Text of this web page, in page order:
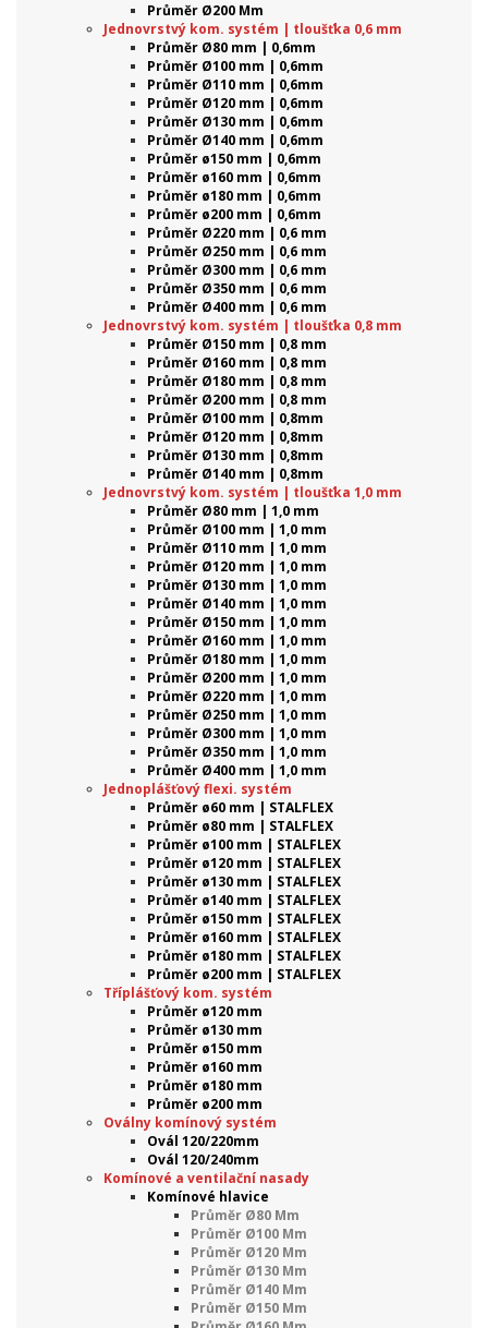
Průměr Ø200 Mm
Jednovrstvý kom. systém | tloušťka 0,6 mm
Průměr Ø80 mm | 0,6mm
Průměr Ø100 mm | 0,6mm
Průměr Ø110 mm | 0,6mm
Průměr Ø120 mm | 0,6mm
Průměr Ø130 mm | 0,6mm
Průměr Ø140 mm | 0,6mm
Průměr ø150 mm | 0,6mm
Průměr ø160 mm | 0,6mm
Průměr ø180 mm | 0,6mm
Průměr ø200 mm | 0,6mm
Průměr Ø220 mm | 0,6 mm
Průměr Ø250 mm | 0,6 mm
Průměr Ø300 mm | 0,6 mm
Průměr Ø350 mm | 0,6 mm
Průměr Ø400 mm | 0,6 mm
Jednovrstvý kom. systém | tloušťka 0,8 mm
Průměr Ø150 mm | 0,8 mm
Průměr Ø160 mm | 0,8 mm
Průměr Ø180 mm | 0,8 mm
Průměr Ø200 mm | 0,8 mm
Průměr Ø100 mm | 0,8mm
Průměr Ø120 mm | 0,8mm
Průměr Ø130 mm | 0,8mm
Průměr Ø140 mm | 0,8mm
Jednovrstvý kom. systém | tloušťka 1,0 mm
Průměr Ø80 mm | 1,0 mm
Průměr Ø100 mm | 1,0 mm
Průměr Ø110 mm | 1,0 mm
Průměr Ø120 mm | 1,0 mm
Průměr Ø130 mm | 1,0 mm
Průměr Ø140 mm | 1,0 mm
Průměr Ø150 mm | 1,0 mm
Průměr Ø160 mm | 1,0 mm
Průměr Ø180 mm | 1,0 mm
Průměr Ø200 mm | 1,0 mm
Průměr Ø220 mm | 1,0 mm
Průměr Ø250 mm | 1,0 mm
Průměr Ø300 mm | 1,0 mm
Průměr Ø350 mm | 1,0 mm
Průměr Ø400 mm | 1,0 mm
Jednoplášťový flexi. systém
Průměr ø60 mm | STALFLEX
Průměr ø80 mm | STALFLEX
Průměr ø100 mm | STALFLEX
Průměr ø120 mm | STALFLEX
Průměr ø130 mm | STALFLEX
Průměr ø140 mm | STALFLEX
Průměr ø150 mm | STALFLEX
Průměr ø160 mm | STALFLEX
Průměr ø180 mm | STALFLEX
Průměr ø200 mm | STALFLEX
Tříplášťový kom. systém
Průměr ø120 mm
Průměr ø130 mm
Průměr ø150 mm
Průměr ø160 mm
Průměr ø180 mm
Průměr ø200 mm
Oválny komínový systém
Ovál 120/220mm
Ovál 120/240mm
Komínové a ventilační nasady
Komínové hlavice
Průměr Ø80 Mm
Průměr Ø100 Mm
Průměr Ø120 Mm
Průměr Ø130 Mm
Průměr Ø140 Mm
Průměr Ø150 Mm